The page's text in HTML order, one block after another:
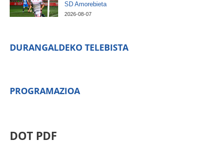
SD Amorebieta
2026-08-07
DURANGALDEKO TELEBISTA
PROGRAMAZIOA
DOT PDF